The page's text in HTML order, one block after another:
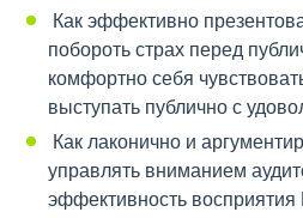
Как эффективно
побороть страх перед
комфортно себя
выступать публично с
Как лаконично и
управлять вниманием
эффективность